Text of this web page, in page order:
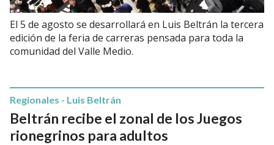
El 5 de agosto se desarrollará en Luis Beltrán la tercera
edición de la feria de carreras pensada para toda la
comunidad del Valle Medio.
Beltrán recibe el zonal de los Juegos
rionegrinos para adultos
Regionales - Luis Beltrán